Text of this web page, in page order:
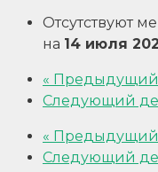
Отсутствуют
на 14 июля
«
Следующий
«
Следующий